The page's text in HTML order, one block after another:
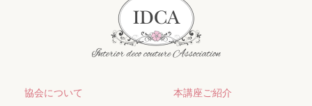
協会について 本講座ご紹介